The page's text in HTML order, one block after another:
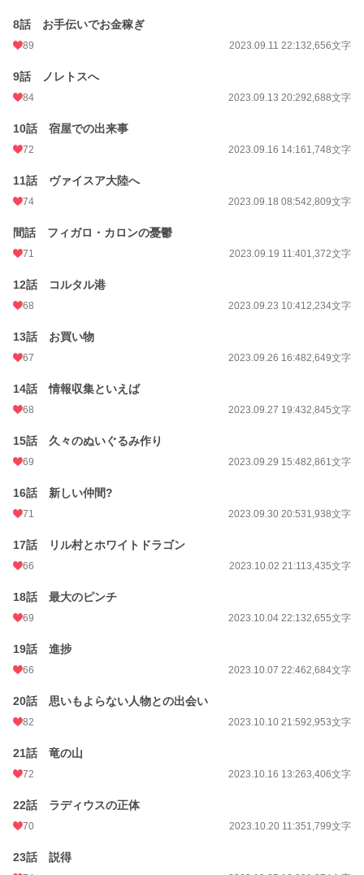
8話 お手伝いでお金稼ぎ
89 2023.09.11 22:132,656文字
9話 ノレトスへ
84 2023.09.13 20:292,688文字
10話 宿屋での出来事
72 2023.09.16 14:161,748文字
11話 ヴァイスア大陸へ
74 2023.09.18 08:542,809文字
間話 フィガロ・カロンの憂鬱
71 2023.09.19 11:401,372文字
12話 コルタル港
68 2023.09.23 10:412,234文字
13話 お買い物
67 2023.09.26 16:482,649文字
14話 情報収集といえば
68 2023.09.27 19:432,845文字
15話 久々のぬいぐるみ作り
69 2023.09.29 15:482,861文字
16話 新しい仲間?
71 2023.09.30 20:531,938文字
17話 リル村とホワイトドラゴン
66 2023.10.02 21:113,435文字
18話 最大のピンチ
69 2023.10.04 22:132,655文字
19話 進捗
66 2023.10.07 22:462,684文字
20話 思いもよらない人物との出会い
82 2023.10.10 21:592,953文字
21話 竜の山
72 2023.10.16 13:263,406文字
22話 ラディウスの正体
70 2023.10.20 11:351,799文字
23話 説得